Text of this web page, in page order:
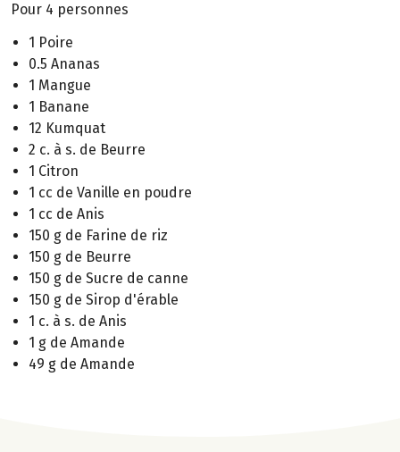
Pour 4 personnes
1 Poire
0.5 Ananas
1 Mangue
1 Banane
12 Kumquat
2 c. à s. de Beurre
1 Citron
1 cc de Vanille en poudre
1 cc de Anis
150 g de Farine de riz
150 g de Beurre
150 g de Sucre de canne
150 g de Sirop d'érable
1 c. à s. de Anis
1 g de Amande
49 g de Amande